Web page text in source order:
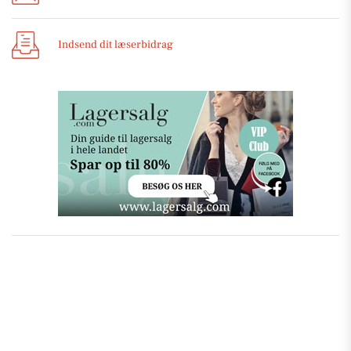
Indsend dit læserbidrag